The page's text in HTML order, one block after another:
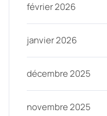
février 2026
janvier 2026
décembre 2025
novembre 2025